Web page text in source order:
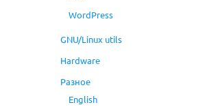
WordPress
GNU/Linux utils
Hardware
Разное
English